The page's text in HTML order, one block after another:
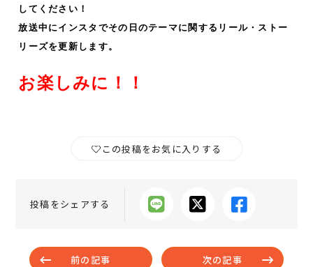
してください！
放送中にインスタでその日のテーマに関するリール・ストー
リーズを更新します。
お楽しみに！！
この投稿をお気に入りする
投稿をシェアする
前の記事 次の記事